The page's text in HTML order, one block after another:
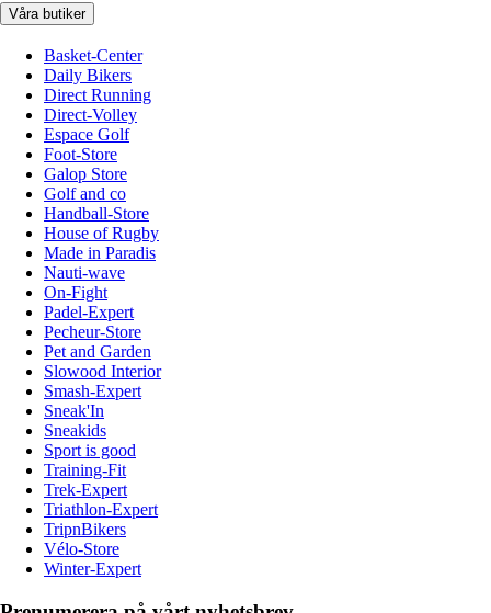
Våra butiker
Basket-Center
Daily Bikers
Direct Running
Direct-Volley
Espace Golf
Foot-Store
Galop Store
Golf and co
Handball-Store
House of Rugby
Made in Paradis
Nauti-wave
On-Fight
Padel-Expert
Pecheur-Store
Pet and Garden
Slowood Interior
Smash-Expert
Sneak'In
Sneakids
Sport is good
Training-Fit
Trek-Expert
Triathlon-Expert
TripnBikers
Vélo-Store
Winter-Expert